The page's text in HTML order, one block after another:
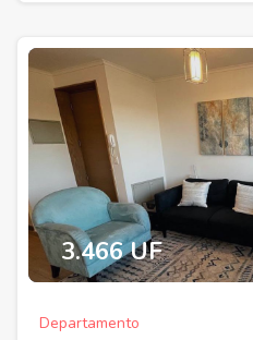
3.466 UF
Departamento